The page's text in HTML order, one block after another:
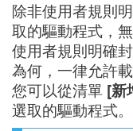
除非使用者規則
取的驅動程式，
使用者規則明確
為何，一律允許
您可以從清單 [新
選取的驅動程式。